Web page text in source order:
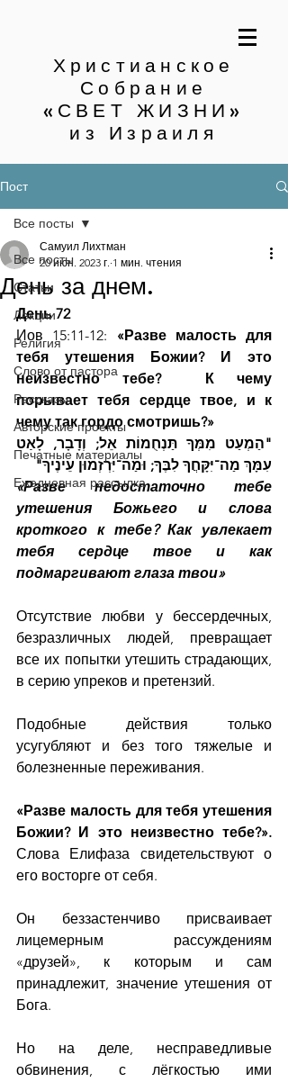
Христианское
Собрание
«СВЕТ ЖИЗНИ»
из Израиля
Пост
Все посты
Статьи
Лекции
Религия
Слово от пастора
Рассказы
Авторские проекты
Печатные материалы
Ежедневная рассылка
Все посты
День за днем.
Самуил Лихтман
20 июн. 2023 г. 1 мин. чтения
День 72
Иов 15:11-12: «Разве малость для
тебя утешения Божии? И это
неизвестно тебе?  К чему
порывает тебя сердце твое, и к
чему так гордо смотришь?»
עִמָּךְ מַה־יִּקָּחֲךָ לִבֶּךָ; וּמַה־יִּרְזְמוּן עֵינֶיךָ"
«Разве недостаточно тебе
утешения Божьего и слова
кроткого к тебе? Как увлекает
тебя сердце твое и как
подмаргивают глаза твои»
Отсутствие любви у бессердечных,
безразличных людей, превращает
все их попытки утешить страдающих,
в серию упреков и претензий.
Подобные действия только
усугубляют и без того тяжелые и
болезненные переживания.
«Разве малость для тебя утешения
Божии? И это неизвестно тебе?».
Слова Елифаза свидетельствуют о
его восторге от себя.
Он беззастенчиво присваивает
лицемерным рассуждениям
«друзей», к которым и сам
принадлежит, значение утешения от
Бога.
Но на деле, несправедливые
обвинения, с лёгкостью ими